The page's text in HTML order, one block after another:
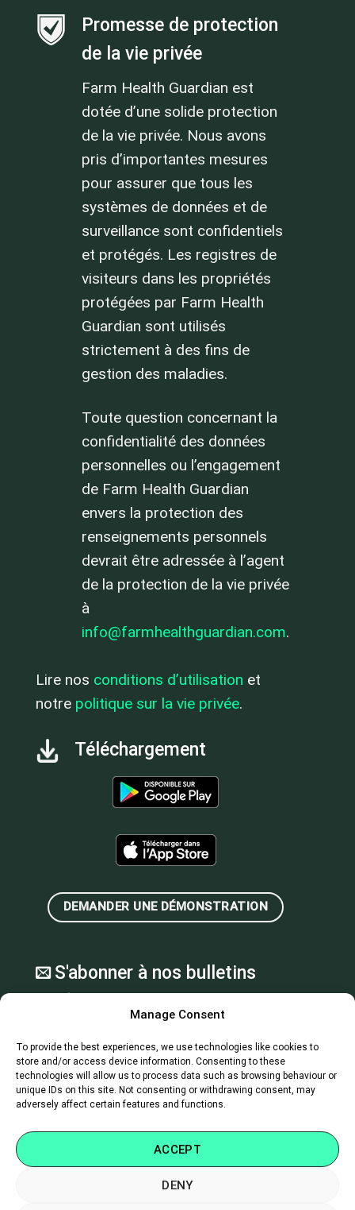
Manage Consent
To provide the best experiences, we use technologies like cookies to
store and/or access device information. Consenting to these
technologies will allow us to process data such as browsing behaviour or
unique IDs on this site. Not consenting or withdrawing consent, may
adversely affect certain features and functions.
ACCEPT
DENY
Promesse de protection
de la vie privée
Farm Health Guardian est
dotée d’une solide protection
de la vie privée. Nous avons
pris d’importantes mesures
pour assurer que tous les
systèmes de données et de
surveillance sont confidentiels
et protégés. Les registres de
visiteurs dans les propriétés
protégées par Farm Health
Guardian sont utilisés
strictement à des fins de
gestion des maladies.
Toute question concernant la
confidentialité des données
personnelles ou l’engagement
de Farm Health Guardian
envers la protection des
renseignements personnels
devrait être adressée à l’agent
de la protection de la vie privée
à
info@farmhealthguardian.com.
Lire nos conditions d’utilisation et
notre politique sur la vie privée.
Téléchargement
DEMANDER UNE DÉMONSTRATION
S'abonner à nos bulletins
[FR]
SUBMIT
Nous contacter